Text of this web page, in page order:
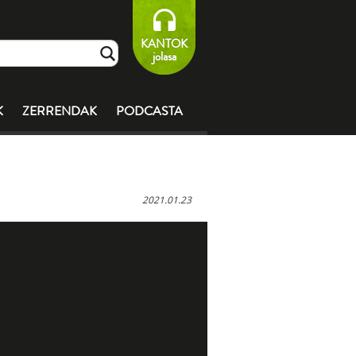
KANTOK
jolasa
ZERRENDAK PODCASTA
2021.01.23